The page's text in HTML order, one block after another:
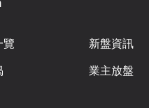
覽 新盤資訊
業主放盤